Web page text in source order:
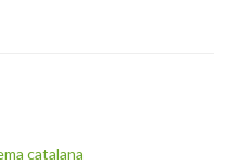
catalana